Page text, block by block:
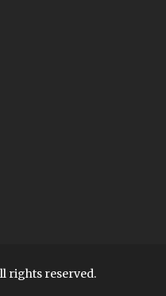
rights reserved.